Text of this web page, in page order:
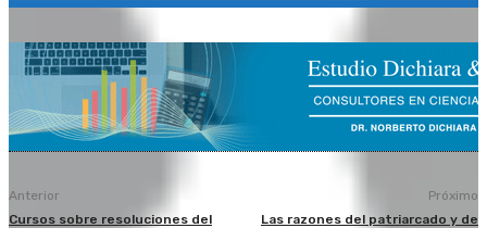
Anterior
Cursos sobre resoluciones del
Próximo
Las razones del patriarcado y de